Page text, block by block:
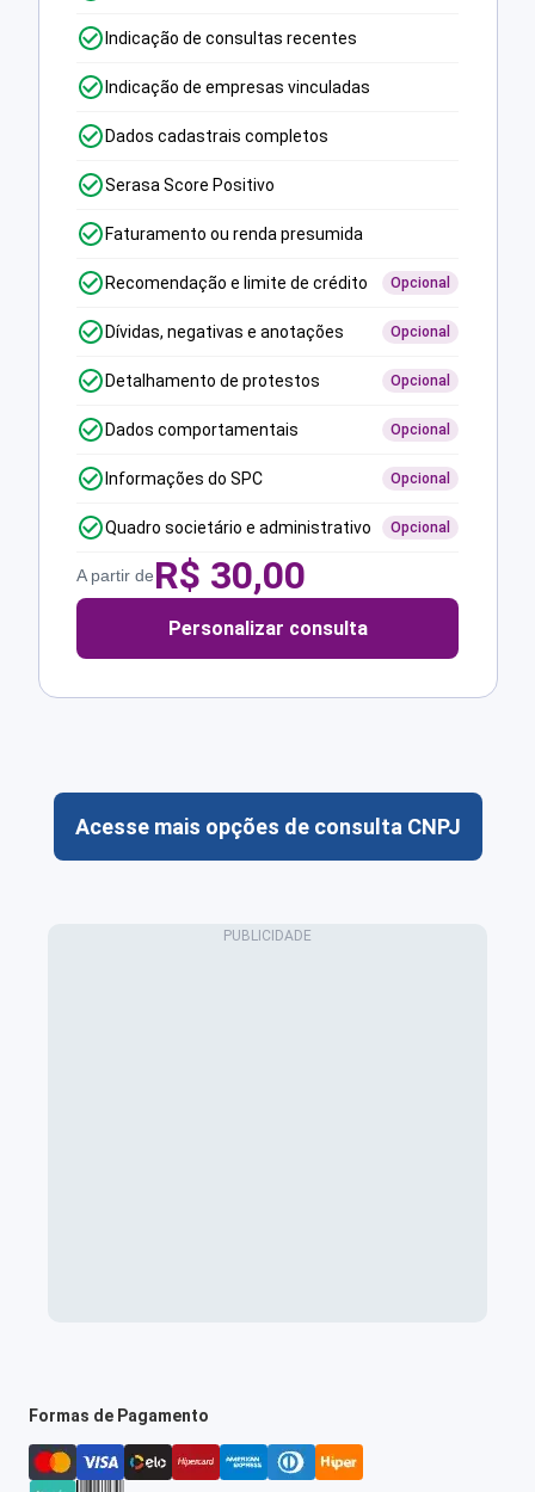
Indicação de consultas recentes
Indicação de empresas vinculadas
Dados cadastrais completos
Serasa Score Positivo
Faturamento ou renda presumida
Recomendação e limite de crédito Opcional
Dívidas, negativas e anotações Opcional
Detalhamento de protestos Opcional
Dados comportamentais Opcional
Informações do SPC Opcional
Quadro societário e administrativo Opcional
A partir deR$ 30,00
Personalizar consulta
Acesse mais opções de consulta CNPJ
Formas de Pagamento